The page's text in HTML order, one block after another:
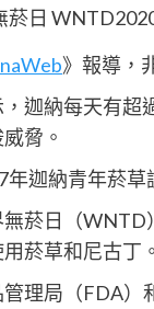
》報導，
迦納每天有超
脅。
年迦納青年菸
菸日（WNTD
菸草和尼古丁
理局（FDA）